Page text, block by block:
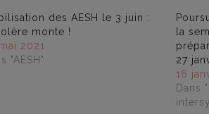
des AESH le 3 juin :
monte !
2021
"AESH"
la
27
16
Dans